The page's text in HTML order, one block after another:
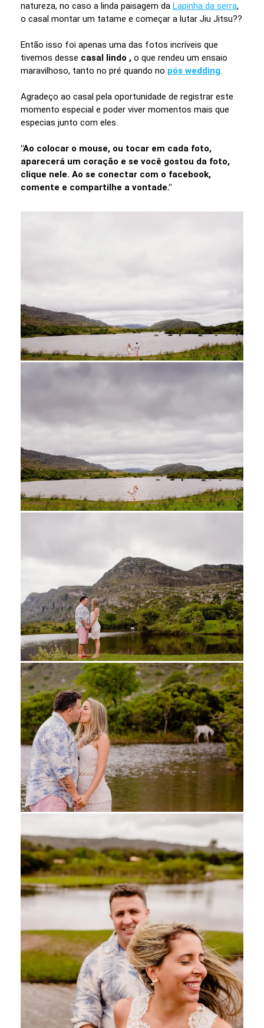
natureza, no caso a linda paisagem da Lapinha da serra,
o casal montar um tatame e começar a lutar Jiu Jitsu??
Então isso foi apenas uma das fotos incríveis que
tivemos desse casal lindo , o que rendeu um ensaio
maravilhoso, tanto no pré quando no pós wedding.
Agradeço ao casal pela oportunidade de registrar este
momento especial e poder viver momentos mais que
especias junto com eles.
"Ao colocar o mouse, ou tocar em cada foto,
aparecerá um coração e se você gostou da foto,
clique nele. Ao se conectar com o facebook,
comente e compartilhe a vontade."